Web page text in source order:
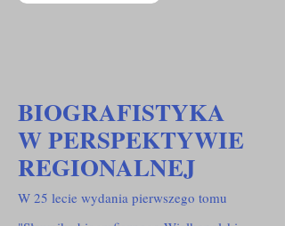
BIOGRAFISTYKA
W PERSPEKTYWIE
REGIONALNEJ
W 25 lecie wydania pierwszego tomu